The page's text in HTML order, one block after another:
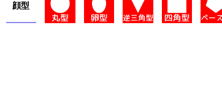
顔型